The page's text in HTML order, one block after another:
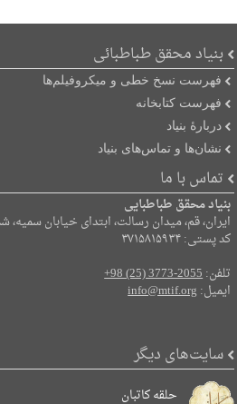
بنیاد محقق طباطبائی
فهرست نسخ خطی و میکروفیلم‌ها
فهرست کتابخانه
دربارۀ بنیاد
نشان‌ها و تماس‌های بنیاد
تماس با ما
بنیاد محقق طباطبایی
ایران، قم، میدان رسالت، ابتدای خیابان سمیه،
کد پستی: ۳۷۱۵۸۱۵۹۳۴
تلفن:+98 (25) 3773-2055
ایمیل:info@mtif.org
سایت‌های دیگر
حلقه کاتبان